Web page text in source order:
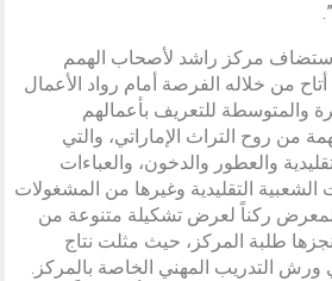
مركز راشد لأصحاب الهمم
من خلاله الفرصة أمام رواد الأعمال
والمتوسطة للتعريف بأعمالهم
من روح التراث الإماراتي، والتي
والعطور والدخون، والعباءات
الشعبية التقليدية وغيرها من المشغولات
ركناً لعرض تشكيلة متنوعة من
طلبة المركز، حيث مثلت نتاج
ورش التدريب المهني الخاصة بالمركز.